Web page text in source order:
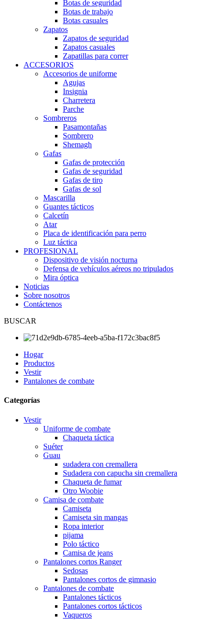
Botas de seguridad
Botas de trabajo
Botas casuales
Zapatos
Zapatos de seguridad
Zapatos casuales
Zapatillas para correr
ACCESORIOS
Accesorios de uniforme
Agujas
Insignia
Charretera
Parche
Sombreros
Pasamontañas
Sombrero
Shemagh
Gafas
Gafas de protección
Gafas de seguridad
Gafas de tiro
Gafas de sol
Mascarilla
Guantes tácticos
Calcetín
Atar
Placa de identificación para perro
Luz táctica
PROFESIONAL
Dispositivo de visión nocturna
Defensa de vehículos aéreos no tripulados
Mira óptica
Noticias
Sobre nosotros
Contáctenos
BUSCAR
Hogar
Productos
Vestir
Pantalones de combate
Categorías
Vestir
Uniforme de combate
Chaqueta táctica
Suéter
Guau
sudadera con cremallera
Sudadera con capucha sin cremallera
Chaqueta de fumar
Otro Woobie
Camisa de combate
Camiseta
Camiseta sin mangas
Ropa interior
pijama
Polo táctico
Camisa de jeans
Pantalones cortos Ranger
Sedosas
Pantalones cortos de gimnasio
Pantalones de combate
Pantalones tácticos
Pantalones cortos tácticos
Vaqueros